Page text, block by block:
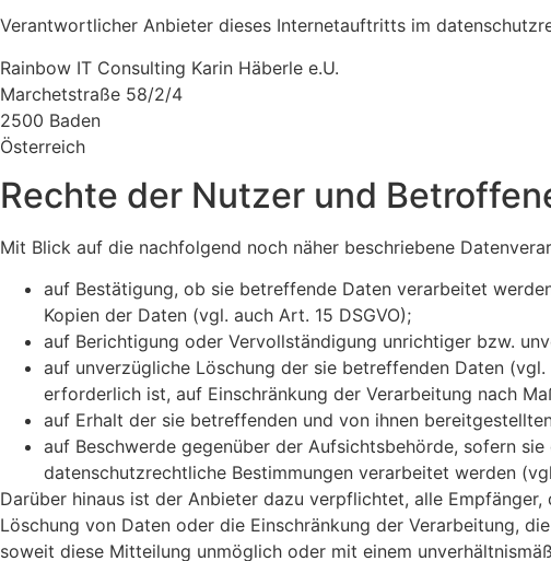
Verantwortlicher Anbieter dieses Internetauftritts im
Rainbow IT Consulting Karin Häberle e.U.
Marchetstraße 58/2/4
2500 Baden
Österreich
Rechte der Nutzer und
Mit Blick auf die nachfolgend noch näher beschriebene
auf Bestätigung, ob sie betreffende Daten verarbeitet
Kopien der Daten (vgl. auch Art. 15 DSGVO);
auf Berichtigung oder Vervollständigung unrichtiger bzw.
auf unverzügliche Löschung der sie betreffenden Daten
erforderlich ist, auf Einschränkung der Verarbeitung nach
auf Erhalt der sie betreffenden und von ihnen
auf Beschwerde gegenüber der Aufsichtsbehörde, sofern
datenschutzrechtliche Bestimmungen verarbeitet werden
Darüber hinaus ist der Anbieter dazu verpflichtet, alle
Löschung von Daten oder die Einschränkung der Verarbeitung,
soweit diese Mitteilung unmöglich oder mit einem